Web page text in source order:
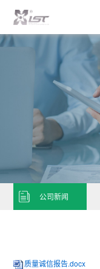
公司新闻
质量诚信报告.docx